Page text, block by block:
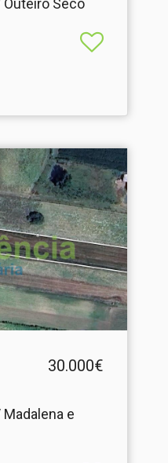
Outeiro Seco
30.000€
e